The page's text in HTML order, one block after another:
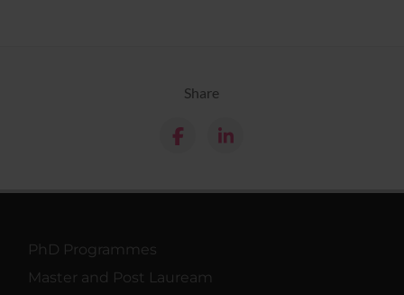
Share
PhD Programmes
Master and Post Lauream